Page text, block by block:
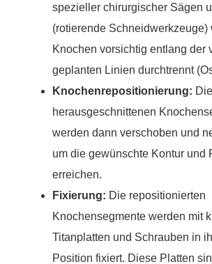
spezieller chirurgischer Sägen
(rotierende Schneidwerkzeuge)
Knochen vorsichtig entlang der
geplanten Linien durchtrennt
Knochenrepositionierung: Die
herausgeschnittenen
werden dann verschoben und
um die gewünschte Kontur und
erreichen.
Fixierung: Die repositionierten
Knochensegmente werden mit
Titanplatten und Schrauben in
Position fixiert. Diese Platten